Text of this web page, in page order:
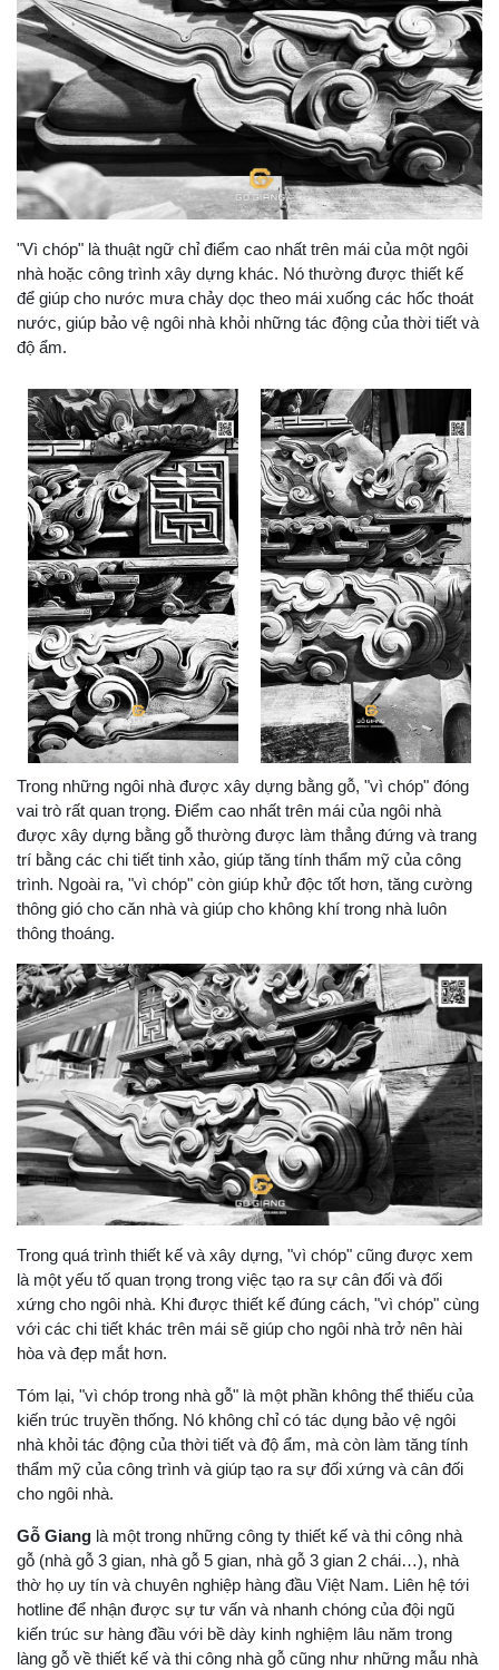
"Vì chóp" là thuật ngữ chỉ điểm cao nhất trên mái của một ngôi
nhà hoặc công trình xây dựng khác. Nó thường được thiết kế
để giúp cho nước mưa chảy dọc theo mái xuống các hốc thoát
nước, giúp bảo vệ ngôi nhà khỏi những tác động của thời tiết và
độ ẩm.
Trong những ngôi nhà được xây dựng bằng gỗ, "vì chóp" đóng
vai trò rất quan trọng. Điểm cao nhất trên mái của ngôi nhà
được xây dựng bằng gỗ thường được làm thẳng đứng và trang
trí bằng các chi tiết tinh xảo, giúp tăng tính thẩm mỹ của công
trình. Ngoài ra, "vì chóp" còn giúp khử độc tốt hơn, tăng cường
thông gió cho căn nhà và giúp cho không khí trong nhà luôn
thông thoáng.
Trong quá trình thiết kế và xây dựng, "vì chóp" cũng được xem
là một yếu tố quan trọng trong việc tạo ra sự cân đối và đối
xứng cho ngôi nhà. Khi được thiết kế đúng cách, "vì chóp" cùng
với các chi tiết khác trên mái sẽ giúp cho ngôi nhà trở nên hài
hòa và đẹp mắt hơn.
Tóm lại, "vì chóp trong nhà gỗ" là một phần không thể thiếu của
kiến trúc truyền thống. Nó không chỉ có tác dụng bảo vệ ngôi
nhà khỏi tác động của thời tiết và độ ẩm, mà còn làm tăng tính
thẩm mỹ của công trình và giúp tạo ra sự đối xứng và cân đối
cho ngôi nhà.
Gỗ Giang là một trong những công ty thiết kế và thi công nhà
gỗ (nhà gỗ 3 gian, nhà gỗ 5 gian, nhà gỗ 3 gian 2 chái…), nhà
thờ họ uy tín và chuyên nghiệp hàng đầu Việt Nam. Liên hệ tới
hotline để nhận được sự tư vấn và nhanh chóng của đội ngũ
kiến trúc sư hàng đầu với bề dày kinh nghiệm lâu năm trong
làng gỗ về thiết kế và thi công nhà gỗ cũng như những mẫu nhà